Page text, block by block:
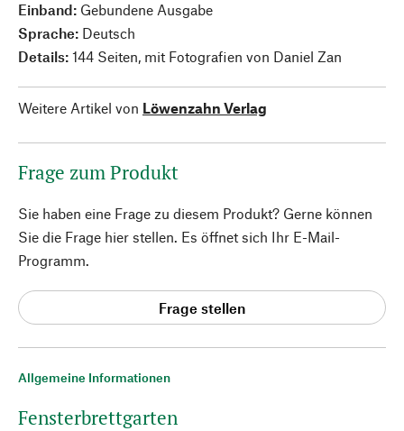
Allgemeine Informationen
Fensterbrettgarten
Einband: Gebundene Ausgabe
Sprache: Deutsch
Details: 144 Seiten, mit Fotografien von Daniel Zan
Weitere Artikel von Löwenzahn Verlag
Frage zum Produkt
Sie haben eine Frage zu diesem Produkt? Gerne können
Sie die Frage hier stellen. Es öffnet sich Ihr E-Mail-
Programm.
Frage stellen